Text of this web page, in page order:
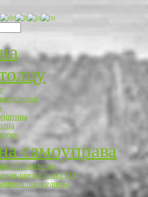
положај
самоуправа
ГО Костолац
председника ГО
председника